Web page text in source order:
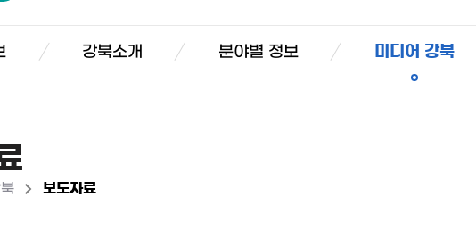
강북소개 분야별 정보 미디어 강북
>보도자료